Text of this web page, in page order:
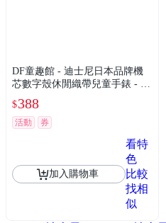
DF童趣館 - 迪士尼日本品牌機
芯數字殼休閒織帶兒童手錶 - 多
$388
活動 券
加入購物車
看特
色
比較
找相
似